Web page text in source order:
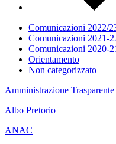
Comunicazioni 2022/
Comunicazioni 2021-
Comunicazioni 2020-
Orientamento
Non categorizzato
Amministrazione Trasparente
Albo Pretorio
ANAC